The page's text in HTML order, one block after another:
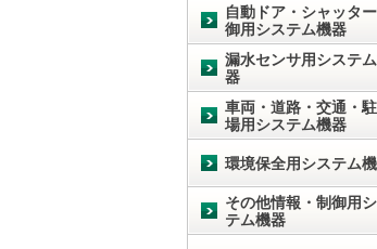
自動ドア・シャッタ
御用システム機器
漏水センサ用システ
器
車両・道路・交通・
場用システム機器
環境保全用システム
その他情報・制御用
テム機器